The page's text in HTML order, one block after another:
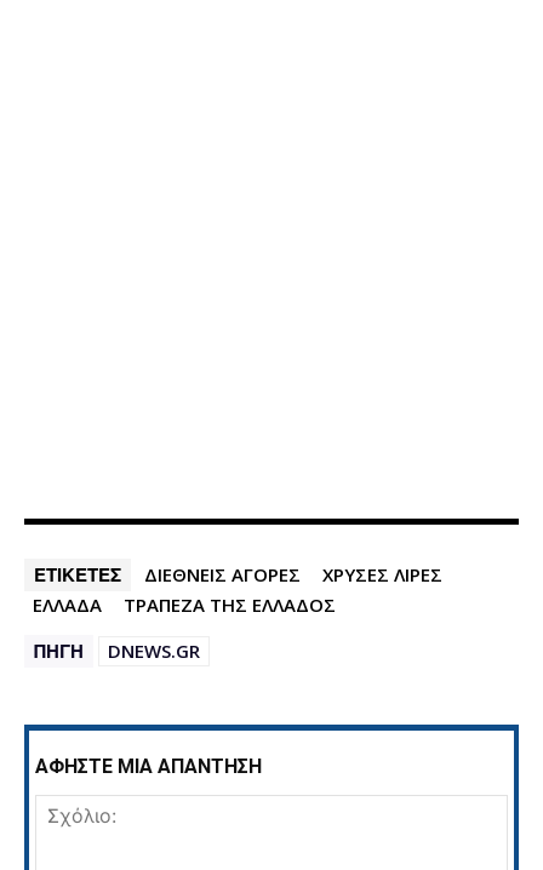
ΕΤΙΚΕΤΕΣ ΔΙΕΘΝΕΙΣ ΑΓΟΡΕΣ
ΧΡΥΣΕΣ ΛΙΡΕΣ
ΕΛΛΑΔΑ
ΤΡΑΠΕΖΑ ΤΗΣ ΕΛΛΑΔΟΣ
ΠΗΓΗ DNEWS.GR
ΑΦΗΣΤΕ ΜΙΑ ΑΠΑΝΤΗΣΗ